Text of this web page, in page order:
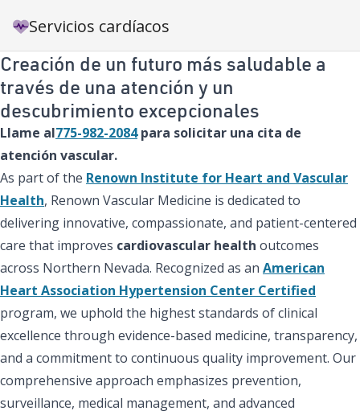
Servicios cardíacos
Creación de un futuro más saludable a
través de una atención y un
descubrimiento excepcionales
Llame al775-982-2084para solicitar una cita de
atención vascular.
As part of the Renown Institute for Heart and Vascular
Health, Renown Vascular Medicine is dedicated to
delivering innovative, compassionate, and patient-centered
care that improves cardiovascular health outcomes
across Northern Nevada. Recognized as an American
Heart Association Hypertension Center Certified
program, we uphold the highest standards of clinical
excellence through evidence-based medicine, transparency,
and a commitment to continuous quality improvement. Our
comprehensive approach emphasizes prevention,
surveillance, medical management, and advanced